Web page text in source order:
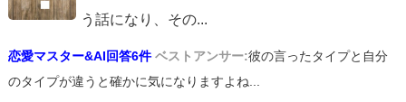
う話になり、その...
恋愛マスター&AI回答6件 ベストアンサー:彼の言ったタイプと自分
のタイプが違うと確かに気になりますよね...